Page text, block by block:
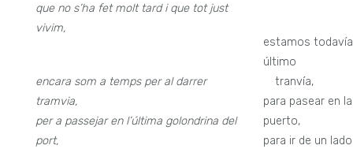
que no s’ha fet molt tard i que tot just
vivim,
encara som a temps per al darrer
tramvia,
per a passejar en l’última golondrina del
port,
estamos
último
tranvía,
para pasear en
puerto,
para ir de un